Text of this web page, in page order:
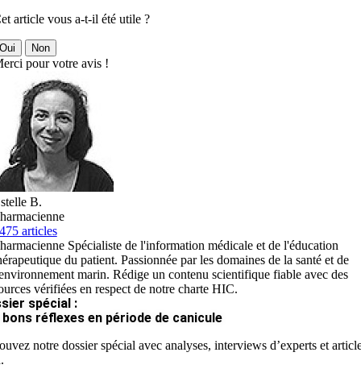
article vous a-t-il été utile ?
Non
pour votre avis !
B.
articles
Spécialiste de l'information médicale et de l'éducation
du patient. Passionnée par les domaines de la santé et de
marin. Rédige un contenu scientifique fiable avec des
vérifiées en respect de notre charte HIC.
spécial :
bons réflexes en période de canicule
notre dossier spécial avec analyses, interviews d’experts et